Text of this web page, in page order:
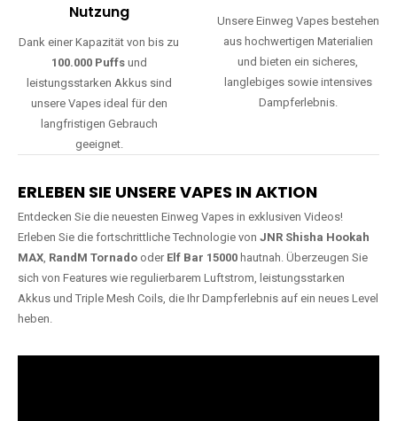
Nutzung
Dank einer Kapazität von bis zu
100.000 Puffsund
leistungsstarken Akkus sind
unsere Vapes ideal für den
langfristigen Gebrauch
geeignet.
Unsere Einweg Vapes bestehen
aus hochwertigen Materialien
und bieten ein sicheres,
langlebiges sowie intensives
Dampferlebnis.
ERLEBEN SIE UNSERE VAPES IN AKTION
Entdecken Sie die neuesten Einweg Vapes in exklusiven Videos!
Erleben Sie die fortschrittliche Technologie von JNR Shisha Hookah
MAX, RandM Tornado oder Elf Bar 15000 hautnah. Überzeugen Sie
sich von Features wie regulierbarem Luftstrom, leistungsstarken
Akkus und Triple Mesh Coils, die Ihr Dampferlebnis auf ein neues Level
heben.